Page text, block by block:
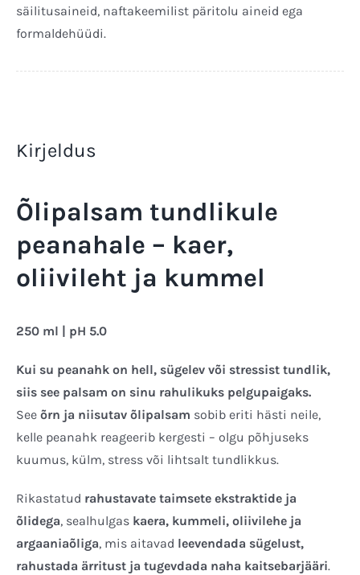
säilitusaineid, naftakeemilist päritolu aineid ega
formaldehüüdi.
Kirjeldus
Õlipalsam tundlikule
peanahale – kaer,
oliivileht ja kummel
250 ml | pH 5.0
Kui su peanahk on hell, sügelev või stressist tundlik,
siis see palsam on sinu rahulikuks pelgupaigaks.
See õrn ja niisutav õlipalsam sobib eriti hästi neile,
kelle peanahk reageerib kergesti – olgu põhjuseks
kuumus, külm, stress või lihtsalt tundlikkus.
Rikastatud rahustavate taimsete ekstraktide ja
õlidega, sealhulgas kaera, kummeli, oliivilehe ja
argaaniaõliga, mis aitavad leevendada sügelust,
rahustada ärritust ja tugevdada naha kaitsebarjääri.